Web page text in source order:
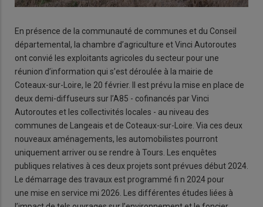
En présence de la communauté de communes et du Conseil
départemental, la chambre d’agriculture et Vinci Autoroutes
ont convié les exploitants agricoles du secteur pour une
réunion d’information qui s’est déroulée à la mairie de
Coteaux-sur-Loire, le 20 février. Il est prévu la mise en place de
deux demi-diffuseurs sur l’A85 - cofinancés par Vinci
Autoroutes et les collectivités locales - au niveau des
communes de Langeais et de Coteaux-sur-Loire. Via ces deux
nouveaux aménagements, les automobilistes pourront
uniquement arriver ou se rendre à Tours. Les enquêtes
publiques relatives à ces deux projets sont prévues début 2024.
Le démarrage des travaux est programmé fi n 2024 pour
une mise en service mi 2026. Les différentes études liées à